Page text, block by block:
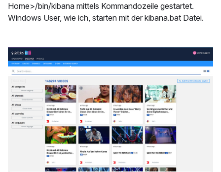
Home>/bin/kibana mittels Kommandozeile gestartet.
Windows User, wie ich, starten mit der kibana.bat Datei.